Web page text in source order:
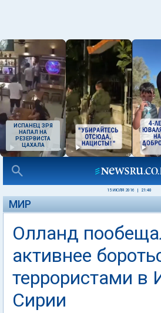
ИСПАНЕЦ ЗРЯ
НАПАЛ НА
РЕЗЕРВИСТА
ЦАХАЛА
15 ИЮЛЯ 2016 21:40
МИР
Олланд
активнее
террористами в
Сирии